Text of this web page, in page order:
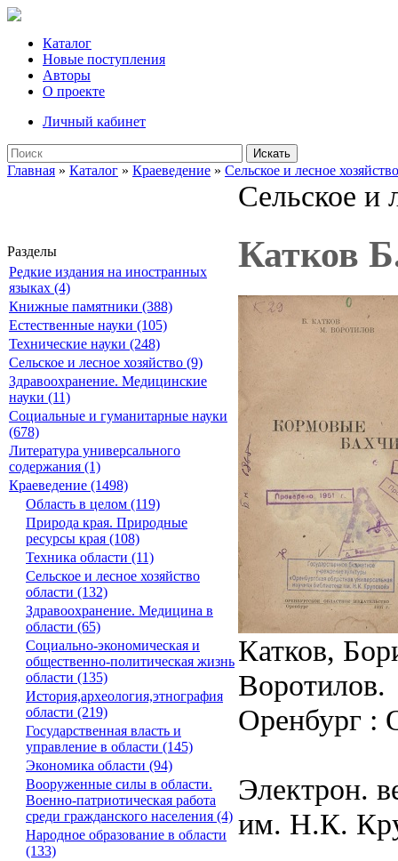
Каталог
Новые поступления
Авторы
О проекте
Личный кабинет
Искать
Главная » Каталог » Краеведение » Сельское и лесное
Разделы
Редкие издания на иностранных
языках (4)
Книжные памятники (388)
Естественные науки (105)
Технические науки (248)
Сельское и лесное хозяйство (9)
Здравоохранение. Медицинские
науки (11)
Социальные и гуманитарные науки
(678)
Литература универсального
содержания (1)
Краеведение (1498)
Область в целом (119)
Природа края. Природные
ресурсы края (108)
Техника области (11)
Сельское и лесное хозяйство
области (132)
Здравоохранение. Медицина в
области (65)
Социально-экономическая и
общественно-политическая жизнь
области (135)
История,археология,этнография
области (219)
Государственная власть и
управление в области (145)
Экономика области (94)
Вооруженные силы в области.
Военно-патриотическая работа
среди гражданского населения (4)
Народное образование в области
(133)
Сельское и
Катков
Катков,
Воротилов.
Оренбург :
Электрон.
им. Н.К.